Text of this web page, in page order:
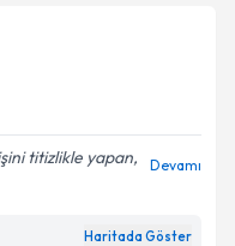
titizlikle yapan,
Devamı
Haritada Göster